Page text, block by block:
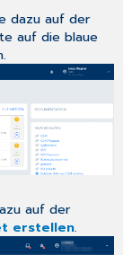
dazu auf der
auf die blaue
auf der
erstellen.